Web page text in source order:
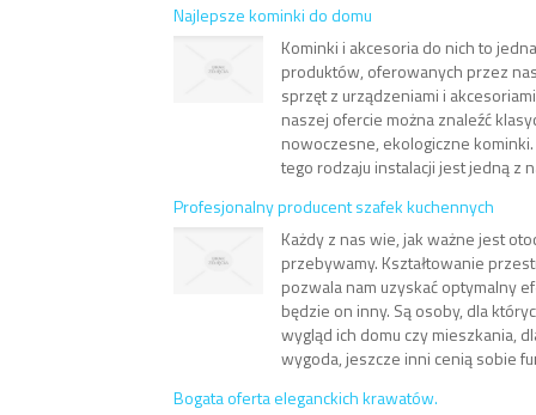
Najlepsze kominki do domu
Kominki i akcesoria do nich to
produktów, oferowanych przez
sprzęt z urządzeniami i
naszej ofercie można znaleźć
nowoczesne, ekologiczne
tego rodzaju instalacji jest jedną z
Profesjonalny producent szafek kuchennych
Każdy z nas wie, jak ważne jest
przebywamy. Kształtowanie
pozwala nam uzyskać optymalny
będzie on inny. Są osoby, dla
wygląd ich domu czy mieszkania,
wygoda, jeszcze inni cenią sobie
Bogata oferta eleganckich krawatów.